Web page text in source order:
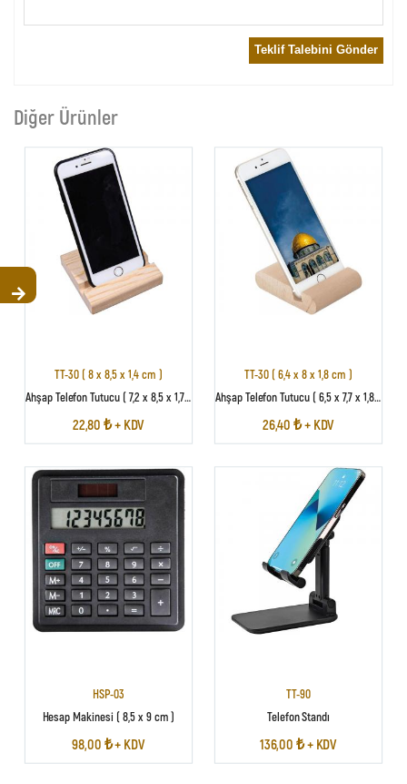
Teklif Talebini Gönder
Diğer Ürünler
TT-30 ( 8 x 8,5 x 1,4 cm )
Ahşap Telefon Tutucu ( 7,2 x 8,5 x 1,7 cm )
22,80 ₺ + KDV
TT-30 ( 6,4 x 8 x 1,8 cm )
Ahşap Telefon Tutucu ( 6,5 x 7,7 x 1,8 cm )
26,40 ₺ + KDV
HSP-03
Hesap Makinesi ( 8,5 x 9 cm )
98,00 ₺ + KDV
TT-90
Telefon Standı
136,00 ₺ + KDV